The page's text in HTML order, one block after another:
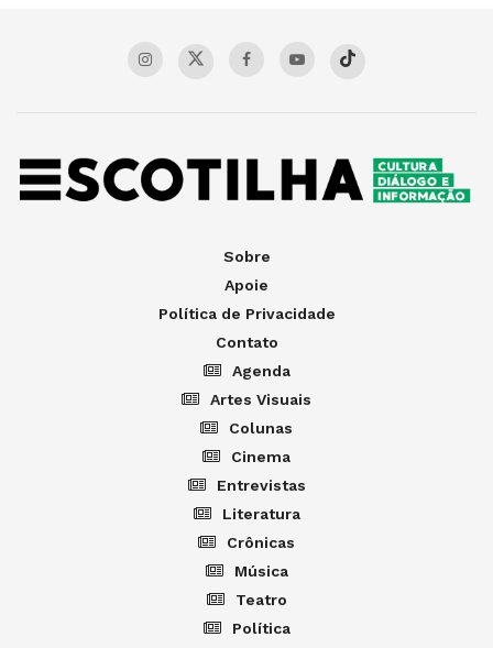
Sobre
Apoie
Política de Privacidade
Contato
Agenda
Artes Visuais
Colunas
Cinema
Entrevistas
Literatura
Crônicas
Música
Teatro
Política